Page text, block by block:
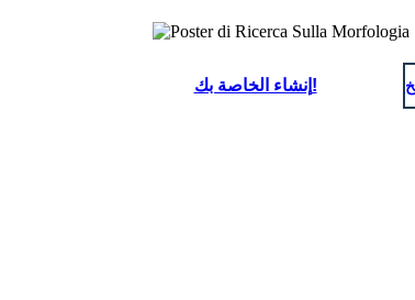
إنشاء الخاصة بك!